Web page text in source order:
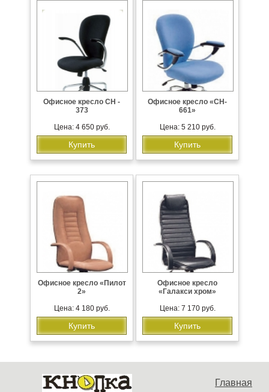
Офисное кресло CH -
373
Цена: 4 650 руб.
Купить
Офисное кресло «CH-
661»
Цена: 5 210 руб.
Купить
Офисное кресло «Пилот
2»
Цена: 4 180 руб.
Купить
Офисное кресло
«Галакси хром»
Цена: 7 170 руб.
Купить
Главная